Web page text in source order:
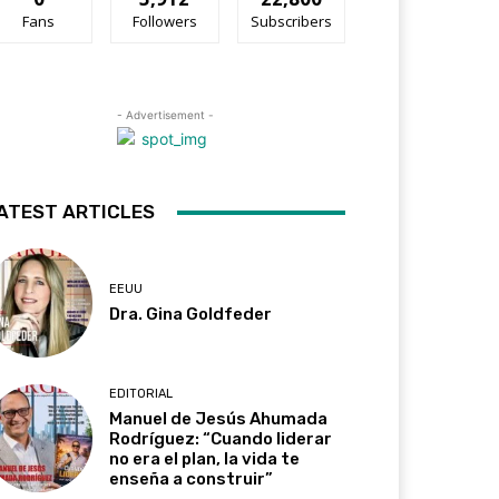
Fans Followers Subscribers
- Advertisement -
ARTICLES
EEUU
Dra. Gina Goldfeder
EDITORIAL
Manuel de Jesús Ahumada
Rodríguez: “Cuando liderar
no era el plan, la vida te
enseña a construir”